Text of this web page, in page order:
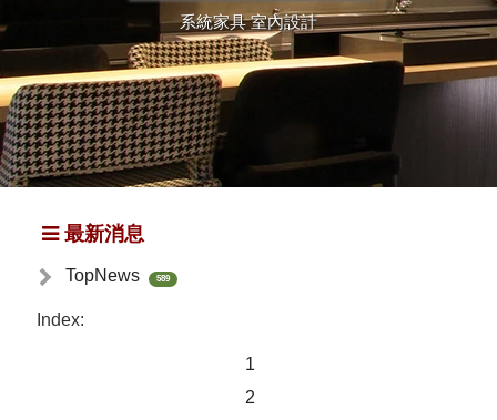
系統家具 室內設計
最新消息
TopNews 589
Index:
1
2